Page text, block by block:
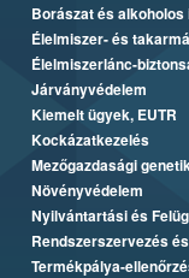
Borászat és alkoholos
Élelmiszer- és
Élelmiszerlánc-
Járványvédelem
Kiemelt ügyek, EUTR
Kockázatkezelés
Mezőgazdasági
Növényvédelem
Nyilvántartási és
Rendszerszervezés
Termékpálya-